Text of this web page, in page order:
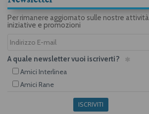
Per rimanere aggiornato sulle nostre attività,
iniziative e promozioni
A quale newsletter vuoi iscriverti?
Amici Interlinea
Amici Rane
ISCRIVITI